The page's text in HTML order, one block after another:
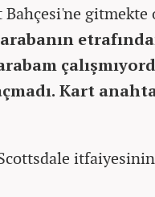
gitmekte
Kart